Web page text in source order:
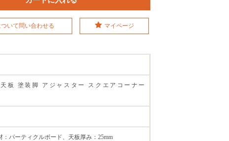
いて問い合わせる マイページ
板 塗装脚 アジャスター スクエアコーナー
パーティクルボード、天板厚み：25mm